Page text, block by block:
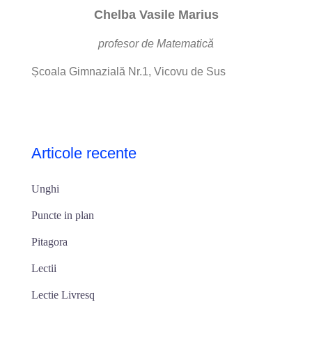
Chelba Vasile Marius
profesor de Matematică
Școala Gimnazială Nr.1, Vicovu de Sus
Articole recente
Unghi
Puncte in plan
Pitagora
Lectii
Lectie Livresq